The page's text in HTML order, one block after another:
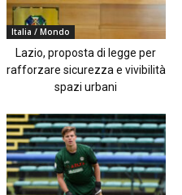
Italia / Mondo
Lazio, proposta di legge per
rafforzare sicurezza e vivibilità
spazi urbani